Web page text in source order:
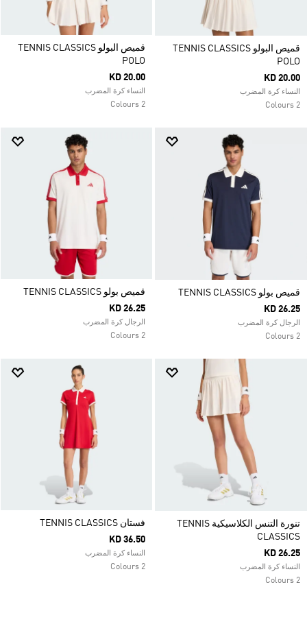
قميص البولو TENNIS CLASSICS
POLO
KD 20.00
النساء كرة المضرب
2 Colours
قميص البولو TENNIS CLASSICS
POLO
KD 20.00
النساء كرة المضرب
2 Colours
قميص بولو TENNIS CLASSICS
KD 26.25
الرجال كرة المضرب
2 Colours
قميص بولو TENNIS CLASSICS
KD 26.25
الرجال كرة المضرب
2 Colours
تنورة التنس الكلاسيكية TENNIS
CLASSICS
KD 26.25
النساء كرة المضرب
2 Colours
فستان TENNIS CLASSICS
KD 36.50
النساء كرة المضرب
2 Colours